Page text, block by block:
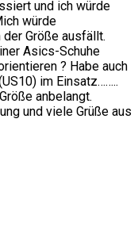
und ich würde
würde
Größe ausfällt.
Asics-Schuhe
? Habe auch
im Einsatz……..
anbelangt.
und viele Grüße aus